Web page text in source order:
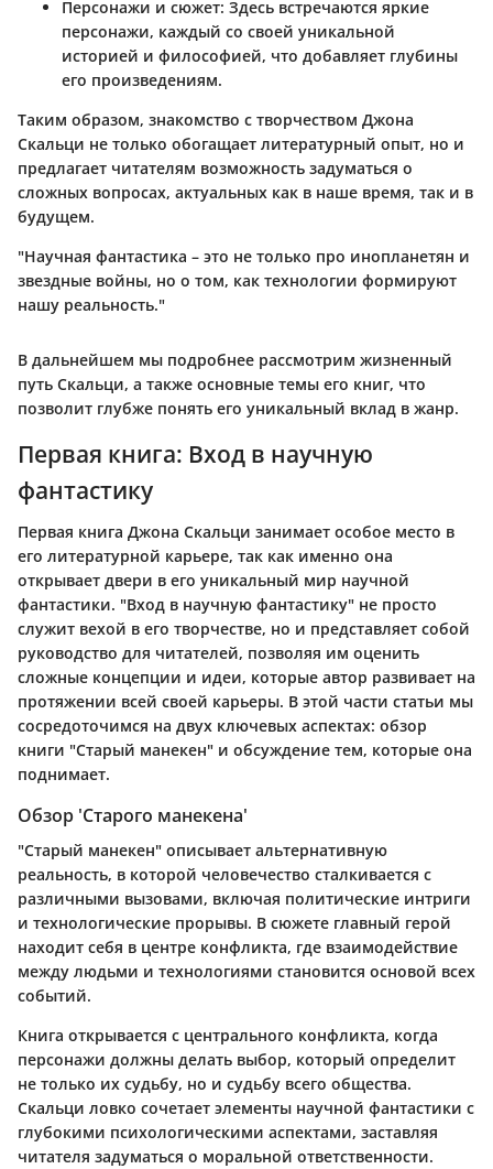
Персонажи и сюжет: Здесь встречаются яркие
персонажи, каждый со своей уникальной
историей и философией, что добавляет глубины
его произведениям.
Таким образом, знакомство с творчеством Джона
Скальци не только обогащает литературный опыт, но и
предлагает читателям возможность задуматься о
сложных вопросах, актуальных как в наше время, так и в
будущем.
"Научная фантастика – это не только про инопланетян и
звездные войны, но о том, как технологии формируют
нашу реальность."
В дальнейшем мы подробнее рассмотрим жизненный
путь Скальци, а также основные темы его книг, что
позволит глубже понять его уникальный вклад в жанр.
Первая книга: Вход в научную
фантастику
Первая книга Джона Скальци занимает особое место в
его литературной карьере, так как именно она
открывает двери в его уникальный мир научной
фантастики. "Вход в научную фантастику" не просто
служит вехой в его творчестве, но и представляет собой
руководство для читателей, позволяя им оценить
сложные концепции и идеи, которые автор развивает на
протяжении всей своей карьеры. В этой части статьи мы
сосредоточимся на двух ключевых аспектах: обзор
книги "Старый манекен" и обсуждение тем, которые она
поднимает.
Обзор 'Старого манекена'
"Старый манекен" описывает альтернативную
реальность, в которой человечество сталкивается с
различными вызовами, включая политические интриги
и технологические прорывы. В сюжете главный герой
находит себя в центре конфликта, где взаимодействие
между людьми и технологиями становится основой всех
событий.
Книга открывается с центрального конфликта, когда
персонажи должны делать выбор, который определит
не только их судьбу, но и судьбу всего общества.
Скальци ловко сочетает элементы научной фантастики с
глубокими психологическими аспектами, заставляя
читателя задуматься о моральной ответственности.